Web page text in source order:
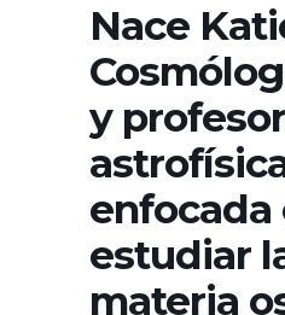
Nace
y
enfocada
estudiar
materia